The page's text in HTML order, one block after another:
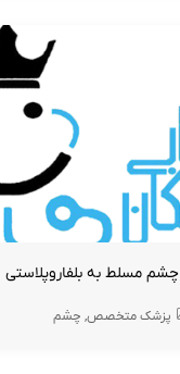
مسلط به بلفاروپلاستی
پزشک متخصص چشم